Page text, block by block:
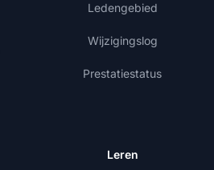
Ledengebied
Wijzigingslog
Prestatiestatus
Leren